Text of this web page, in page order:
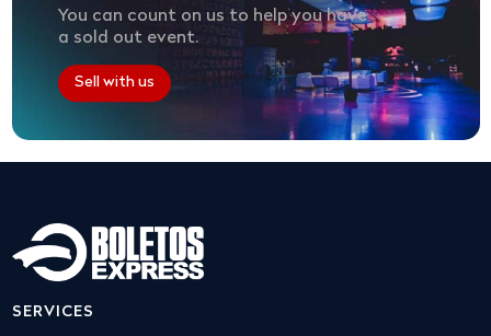
You can count on us to help you have
a sold out event.
Sell with us
SERVICES